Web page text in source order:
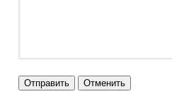
Отправить Отменить